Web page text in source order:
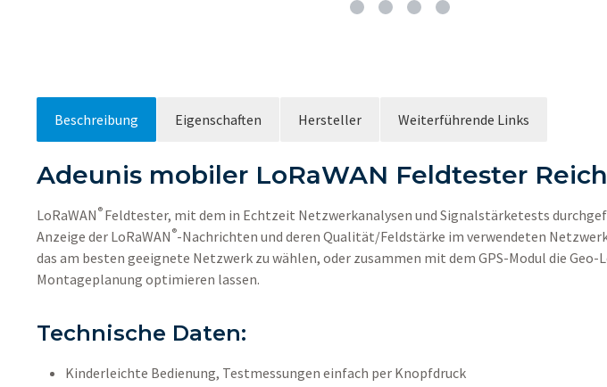
Beschreibung Eigenschaften Hersteller Weiterführende Links
Adeunis mobiler LoRaWAN Feldtester
LoRaWAN ® Feldtester, mit dem in Echtzeit Netzwerkanalysen und Signalstärketests
Anzeige der LoRaWAN ®-Nachrichten und deren Qualität/Feldstärke im verwendeten
das am besten geeignete Netzwerk zu wählen, oder zusammen mit dem GPS-Modul die
Montageplanung optimieren lassen.
Technische Daten:
Kinderleichte Bedienung, Testmessungen einfach per Knopfdruck